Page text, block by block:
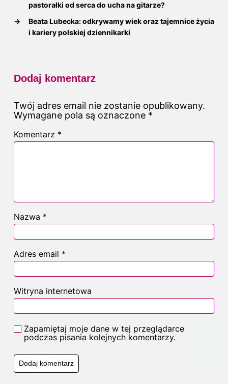
pastorałki od serca do ucha na gitarze?
→
Beata Lubecka: odkrywamy wiek oraz tajemnice życia
i kariery polskiej dziennikarki
Dodaj komentarz
Twój adres email nie zostanie opublikowany.
Wymagane pola są oznaczone *
Komentarz *
Nazwa *
Adres email *
Witryna internetowa
Zapamiętaj moje dane w tej przeglądarce
podczas pisania kolejnych komentarzy.